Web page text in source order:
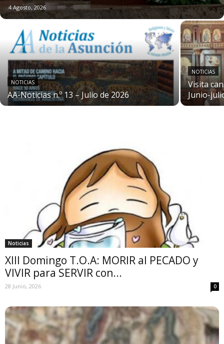
4 Agosto, 2026
NOTICIAS
AA-Noticias n.º 13 – Julio de 2026
NOTICIAS
Visita
Junio-
Noticias
XIII Domingo T.O.A: MORIR al PECADO y
VIVIR para SERVIR con...
28 Junio, 2026 0